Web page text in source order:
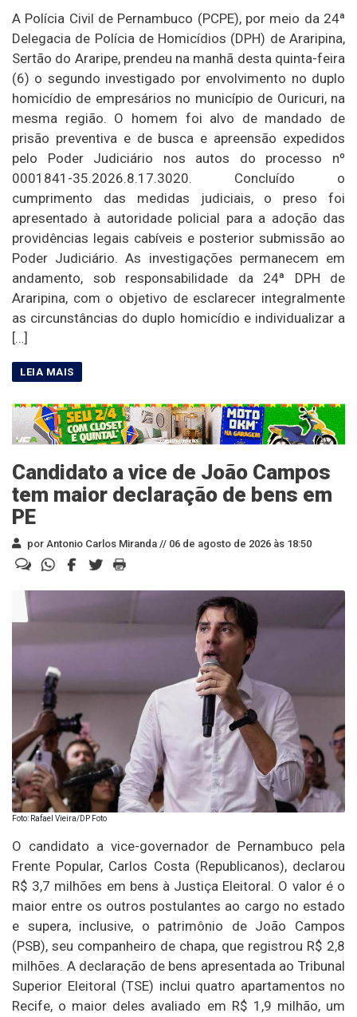
A Polícia Civil de Pernambuco (PCPE), por meio da 24ª
Delegacia de Polícia de Homicídios (DPH) de Araripina,
Sertão do Araripe, prendeu na manhã desta quinta-feira
(6) o segundo investigado por envolvimento no duplo
homicídio de empresários no município de Ouricuri, na
mesma região. O homem foi alvo de mandado de
prisão preventiva e de busca e apreensão expedidos
pelo Poder Judiciário nos autos do processo nº
0001841-35.2026.8.17.3020. Concluído o
cumprimento das medidas judiciais, o preso foi
apresentado à autoridade policial para a adoção das
providências legais cabíveis e posterior submissão ao
Poder Judiciário. As investigações permanecem em
andamento, sob responsabilidade da 24ª DPH de
Araripina, com o objetivo de esclarecer integralmente
as circunstâncias do duplo homicídio e individualizar a
[…]
Candidato a vice de João Campos
tem maior declaração de bens em
PE
por Antonio Carlos Miranda // 06 de agosto de 2026 às 18:50
Foto: Rafael Vieira/DP Foto
O candidato a vice-governador de Pernambuco pela
Frente Popular, Carlos Costa (Republicanos), declarou
R$ 3,7 milhões em bens à Justiça Eleitoral. O valor é o
maior entre os outros postulantes ao cargo no estado
e supera, inclusive, o patrimônio de João Campos
(PSB), seu companheiro de chapa, que registrou R$ 2,8
milhões. A declaração de bens apresentada ao Tribunal
Superior Eleitoral (TSE) inclui quatro apartamentos no
Recife, o maior deles avaliado em R$ 1,9 milhão, um